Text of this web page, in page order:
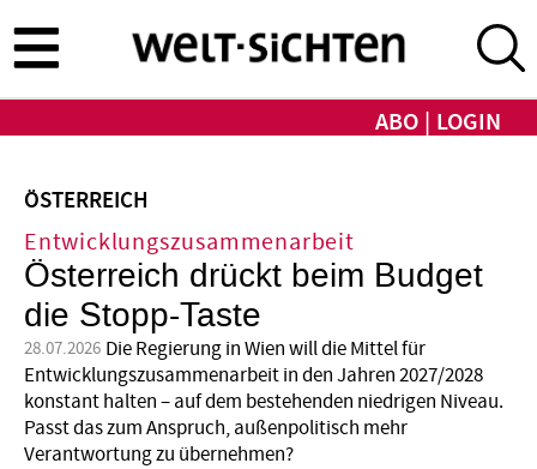
zum
Inhalt
ABO LOGIN
ÖSTERREICH
Entwicklungszusammenarbeit
Österreich drückt beim Budget
die Stopp-Taste
28.07.2026 Die Regierung in Wien will die Mittel für
Entwicklungszusammenarbeit in den Jahren 2027/2028
konstant halten – auf dem bestehenden niedrigen Niveau.
Passt das zum Anspruch, außenpolitisch mehr
Verantwortung zu übernehmen?